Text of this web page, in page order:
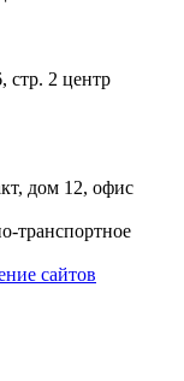
стр. 2 центр
дом 12, офис
транспортное
сайтов